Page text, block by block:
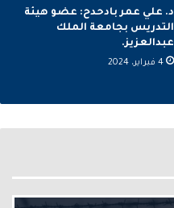
د. علي عمر بادحدح: عضو هيئة
التدريس بجامعة الملك
عبدالعزيز.
4 فبراير، 2024